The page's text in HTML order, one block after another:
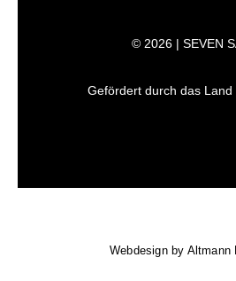
© 2026 | SEVEN
Gefördert durch das Land
Webdesign by Altmann